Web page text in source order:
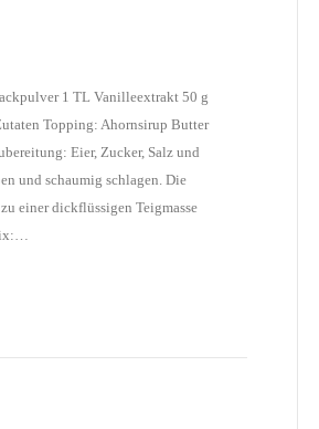
1 TL Vanilleextrakt 50 g
Topping: Ahornsirup Butter
Eier, Zucker, Salz und
und schaumig schlagen. Die
einer dickflüssigen Teigmasse